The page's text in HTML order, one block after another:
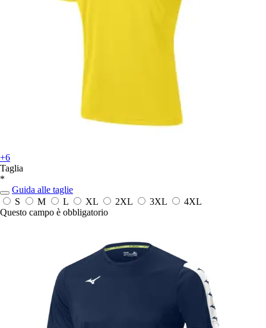
+6
Taglia
*
Guida alle taglie
S
M L XL 2XL 3XL
4XL
Questo campo è obbligatorio